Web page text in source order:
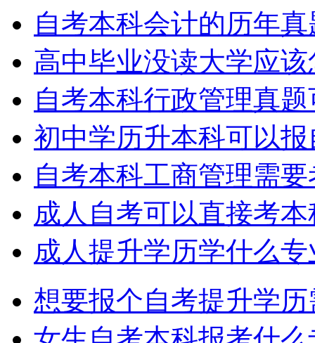
自考本科会计的历年
高中毕业没读大学应
自考本科行政管理真
初中学历升本科可以
自考本科工商管理需
成人自考可以直接考
成人提升学历学什么
想要报个自考提升学